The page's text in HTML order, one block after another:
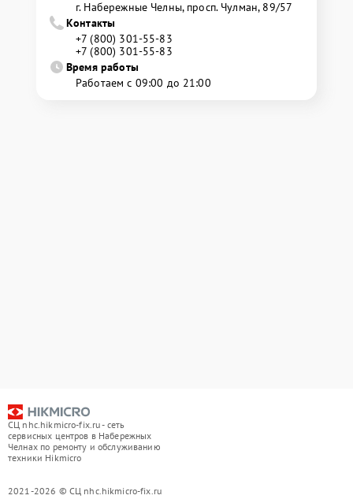
г. Набережные Челны, просп. Чулман, 89/57
Контакты
+7 (800) 301-55-83
+7 (800) 301-55-83
Время работы
Работаем с 09:00 до 21:00
СЦ nhc.hikmicro-fix.ru - сеть
сервисных центров в Набережных
Челнах по ремонту и обслуживанию
техники Hikmicro
2021-2026 © СЦ nhc.hikmicro-fix.ru